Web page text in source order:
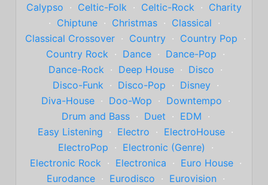
Calypso · Celtic-Folk · Celtic-Rock · Charity
· Chiptune· Christmas· Classical ·
Classical Crossover · Country · Country Pop ·
Country Rock · Dance · Dance-Pop ·
Dance-Rock · Deep House · Disco ·
Disco-Funk · Disco-Pop · Disney·
Diva-House· Doo-Wop · Downtempo ·
Drum and Bass· Duet · EDM ·
Easy Listening · Electro · ElectroHouse ·
ElectroPop · Electronic (Genre) ·
Electronic Rock · Electronica · Euro House·
Eurodance· Eurodisco · Eurovision ·